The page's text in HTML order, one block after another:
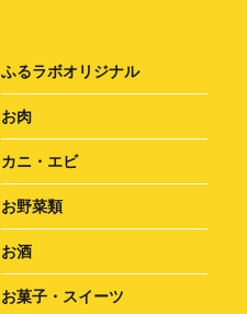
ふるラボオリジナル
お肉
カニ・エビ
お野菜類
お酒
お菓子・スイーツ